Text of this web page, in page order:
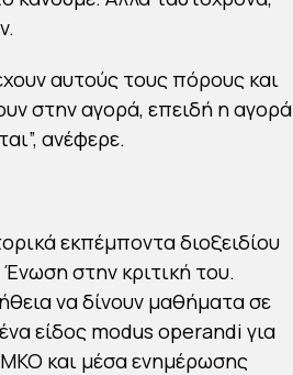
αυτούς τους πόρους και
στην αγορά, επειδή η αγορά
ανέφερε.
εκπέμποντα διοξειδίου
στην κριτική του.
να δίνουν μαθήματα σε
είδος modus operandi για
ΜΚΟ και μέσα ενημέρωσης